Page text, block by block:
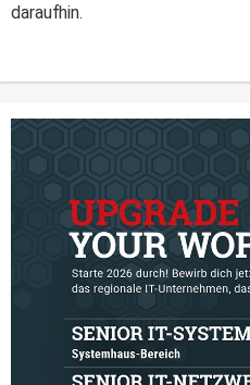
daraufhin.